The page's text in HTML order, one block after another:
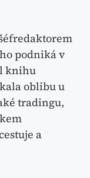
podniká v
knihu
oblibu u
tradingu,
a